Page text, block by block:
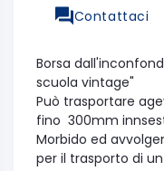
Contattaci
Borsa
scuola vintage"
Può trasportare
fino 300mm
Morbido ed
per il trasporto di